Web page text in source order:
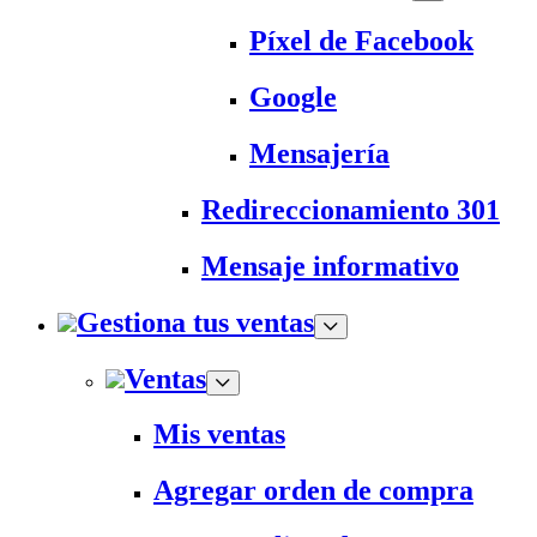
Píxel de Facebook
Google
Mensajería
Redireccionamiento 301
Mensaje informativo
Gestiona tus ventas
Ventas
Mis ventas
Agregar orden de compra